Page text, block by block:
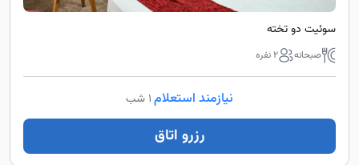
سوئیت دو تخته
صبحانه 2 نفره
نیازمند استعلام1 شب
رزرو اتاق